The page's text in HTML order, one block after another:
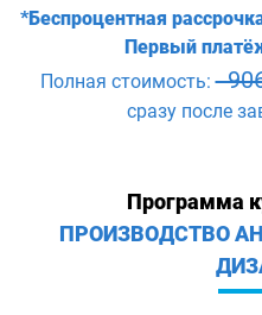
*Беспроцентная
Первый
Полная стоимость:
сразу после
Программа
ПРОИЗВОДСТВО